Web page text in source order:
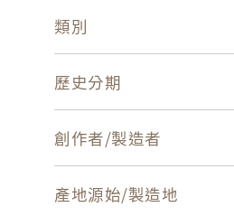
類別
歷史分期
創作者/製造者
產地源始/製造地